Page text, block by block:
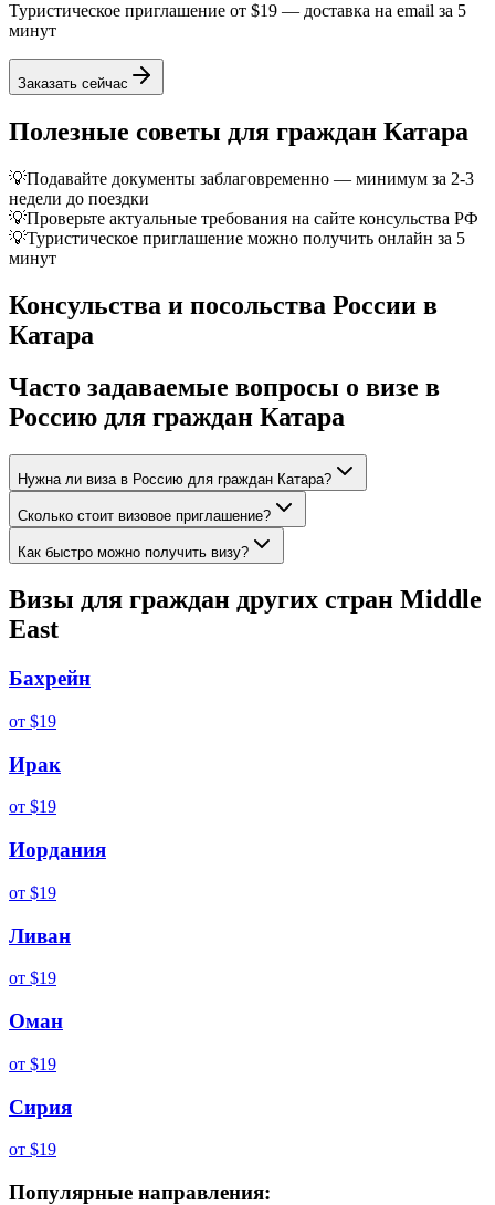
Туристическое приглашение от $19 — доставка на email за 5
минут
Заказать сейчас
Полезные советы для граждан Катара
💡Подавайте документы заблаговременно — минимум за 2-3
недели до поездки
💡Проверьте актуальные требования на сайте консульства РФ
💡Туристическое приглашение можно получить онлайн за 5
минут
Консульства и посольства России в
Катара
Часто задаваемые вопросы о визе в
Россию для граждан Катара
Нужна ли виза в Россию для граждан Катара?
Сколько стоит визовое приглашение?
Как быстро можно получить визу?
Визы для граждан других стран Middle
East
Бахрейн
от $19
Ирак
от $19
Иордания
от $19
Ливан
от $19
Оман
от $19
Сирия
от $19
Популярные направления: